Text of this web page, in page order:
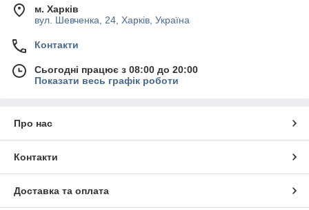
м. Харків
вул. Шевченка, 24, Харків, Україна
Контакти
Сьогодні працює з 08:00 до 20:00
Показати весь графік роботи
Про нас
Контакти
Доставка та оплата